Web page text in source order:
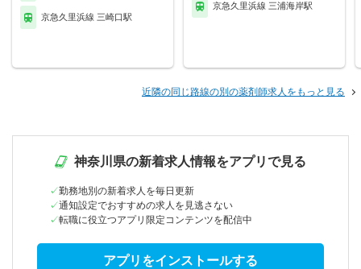
京急久里浜線 三崎口駅
京急久里浜線 三浦海岸駅
近隣の同じ路線の別の薬剤師求人をもっと見る
神奈川県の新着求人情報をアプリで見る
勤務地別の新着求人を毎日更新
通知設定でおすすめの求人を見逃さない
転職に役立つアプリ限定コンテンツを配信中
アプリをインストールする